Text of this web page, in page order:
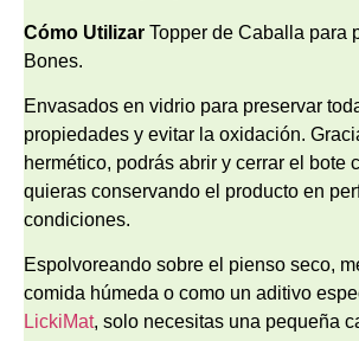
Cómo Utilizar Topper de Caballa para
Bones.
Envasados en vidrio para preservar
propiedades y evitar la oxidación.
hermético, podrás abrir y cerrar el bote
quieras conservando el producto en
condiciones.
Espolvoreando sobre el pienso seco,
comida húmeda o como un aditivo
LickiMat, solo necesitas una pequeña